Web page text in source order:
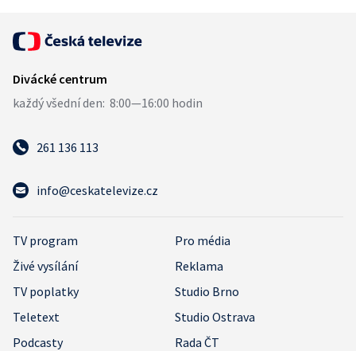
261 136 113
info@ceskatelevize.cz
TV program
Pro média
Živé vysílání
Reklama
TV poplatky
Studio Brno
Teletext
Studio Ostrava
Podcasty
Rada ČT